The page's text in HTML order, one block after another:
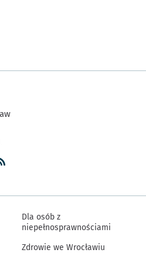
Dla osób z
niepełnosprawnościami
Zdrowie we Wrocławiu